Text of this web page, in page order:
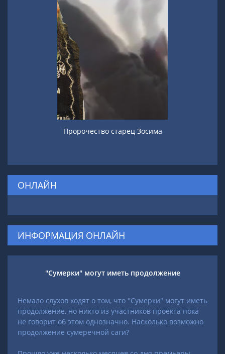
Пророчество старец Зосима
ОНЛАЙН
ИНФОРМАЦИЯ ОНЛАЙН
"Сумерки" могут иметь продолжение
Немало слухов ходят о том, что "Сумерки" могут иметь
продолжение, но никто из участников проекта пока
не говорит об этом однозначно. Насколько возможно
продолжение сумеречной саги?